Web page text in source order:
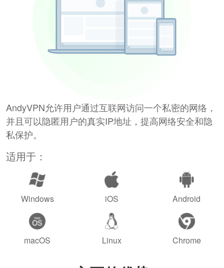
AndyVPN允许用户通过互联网访问一个私密的网络，
并且可以隐匿用户的真实IP地址，提高网络安全和隐
私保护。
适用于：
Windows iOS Android
macOS Linux Chrome